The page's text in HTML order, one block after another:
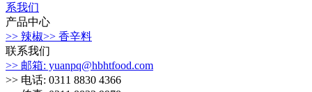
系我们
产品中心
>> 辣椒>> 香辛料
联系我们
>> 邮箱: yuanpq@hbhtfood.com
>> 电话: 0311 8830 4366